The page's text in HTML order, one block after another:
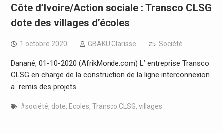
Côte d’Ivoire/Action sociale : Transco CLSG
dote des villages d’écoles
1 octobre 2020 GBAKU Clarisse Société
Danané, 01-10-2020 (AfrikMonde.com) L’ entreprise Transco
CLSG en charge de la construction de la ligne interconnexion
a remis des projets…
#société, dote, Ecoles, Transco CLSG, villages